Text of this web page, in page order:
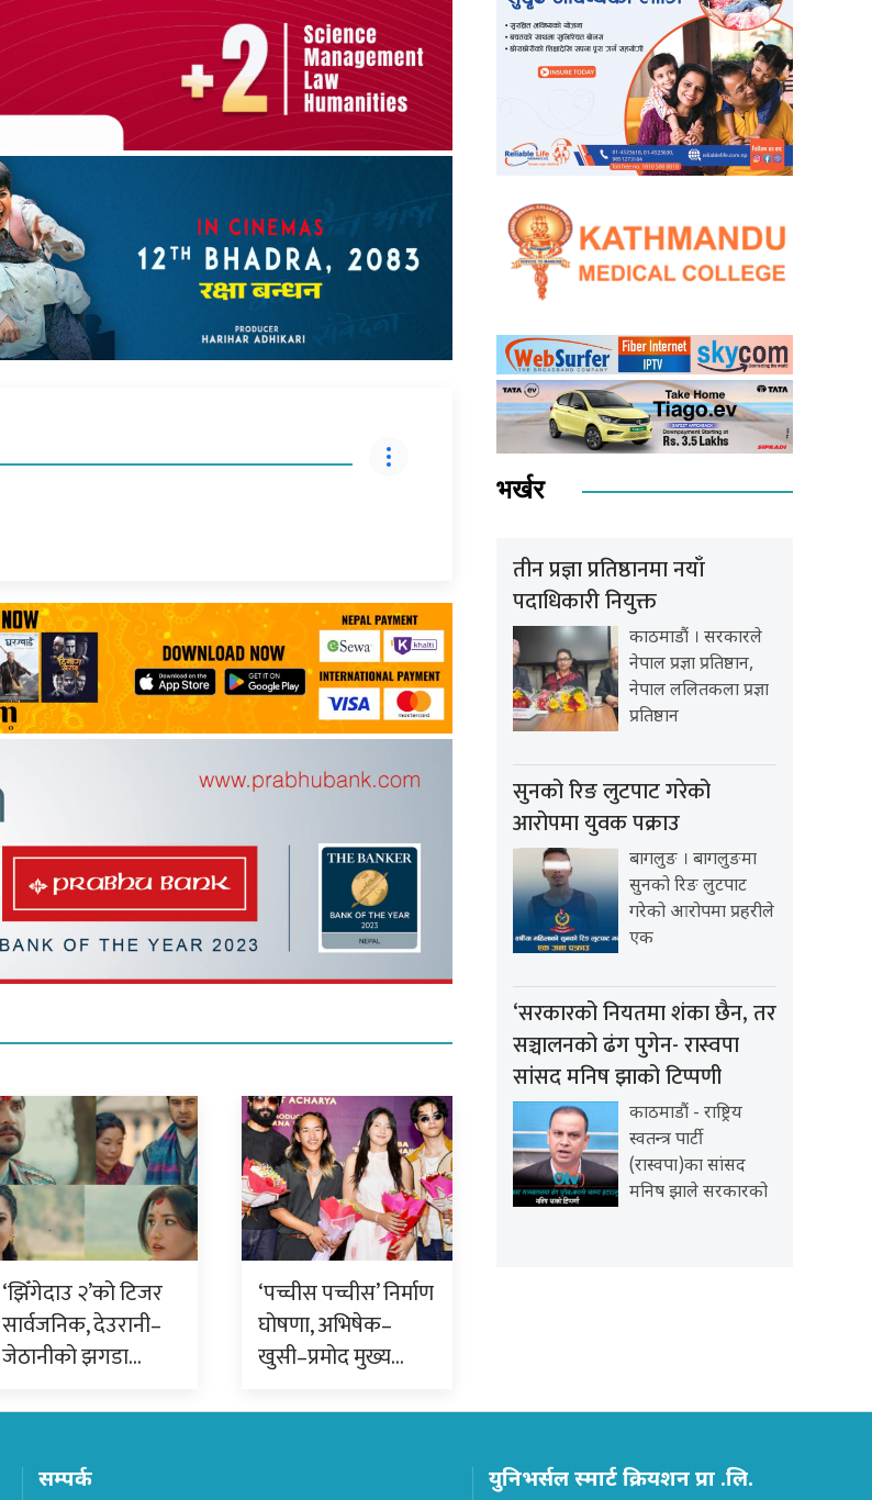
‘झिँगेदाउ २’को टिजर
सार्वजनिक, देउरानी–
जेठानीको झगडा…
‘पच्चीस पच्चीस’ निर्माण
घोषणा, अभिषेक–
खुसी–प्रमोद मुख्य…
भर्खर
तीन प्रज्ञा प्रतिष्ठानमा नयाँ
पदाधिकारी नियुक्त
काठमाडौं । सरकारले
नेपाल प्रज्ञा प्रतिष्ठान,
नेपाल ललितकला प्रज्ञा
प्रतिष्ठान
सुनको रिङ लुटपाट गरेको
आरोपमा युवक पक्राउ
बागलुङ । बागलुङमा
सुनको रिङ लुटपाट
गरेको आरोपमा प्रहरीले
एक
‘सरकारको नियतमा शंका छैन, तर
सञ्चालनको ढंग पुगेन- रास्वपा
सांसद मनिष झाको टिप्पणी
काठमाडौं - राष्ट्रिय
स्वतन्त्र पार्टी
(रास्वपा)का सांसद
मनिष झाले सरकारको
सम्पर्क युनिभर्सल स्मार्ट क्रियशन प्रा .लि.